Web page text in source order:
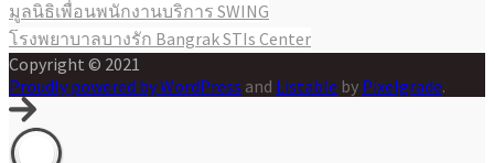
แนะแนว
เรื่อง
มูลนิธิเพื่อนพนักงานบริการ SWING
โรงพยาบาลบางรัก Bangrak STIs Center
Copyright © 2021
Proudly powered by WordPress and Listable by Pixelgrade.